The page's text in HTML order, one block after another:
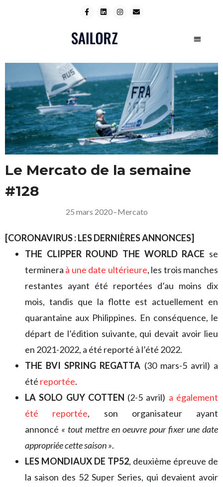
Le Mercato de la semaine
#128
25 mars 2020–Mercato
[CORONAVIRUS : LES DERNIÈRES ANNONCES]
THE CLIPPER ROUND THE WORLD RACE se
terminera à une date ultérieure, les trois manches
restantes ayant été reportées d’au moins dix
mois, tandis que la flotte est actuellement en
quarantaine aux Philippines. En conséquence, le
départ de l’édition suivante, qui devait avoir lieu
en 2021-2022, a été reporté à l’été 2022.
THE BVI SPRING REGATTA (30 mars-5 avril) a
été reportée.
LA SOLO GUY COTTEN (2-5 avril) a également
été reportée, son organisateur ayant
annoncé « tout mettre en oeuvre pour fixer une date
appropriée cette saison ».
LES MONDIAUX DE TP52, deuxième épreuve de
la saison des 52 Super Series, qui devaient avoir